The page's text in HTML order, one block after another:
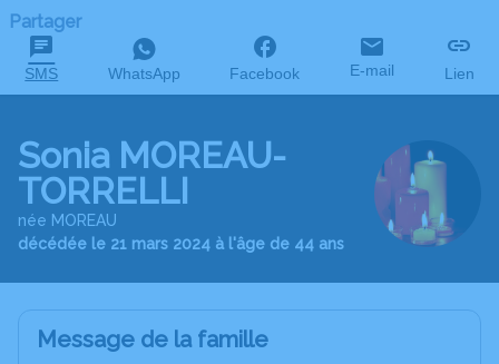
Partager
SMS WhatsApp Facebook E-mail Lien
Sonia MOREAU-
TORRELLI
née MOREAU
décédée le 21 mars 2024 à l'âge de 44 ans
Message de la famille